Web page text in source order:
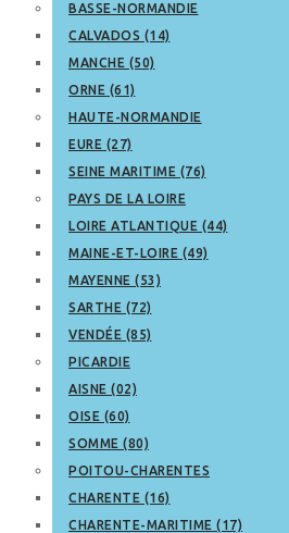
BASSE-NORMANDIE
CALVADOS (14)
MANCHE (50)
ORNE (61)
HAUTE-NORMANDIE
EURE (27)
SEINE MARITIME (76)
PAYS DE LA LOIRE
LOIRE ATLANTIQUE (44)
MAINE-ET-LOIRE (49)
MAYENNE (53)
SARTHE (72)
VENDÉE (85)
PICARDIE
AISNE (02)
OISE (60)
SOMME (80)
POITOU-CHARENTES
CHARENTE (16)
CHARENTE-MARITIME (17)